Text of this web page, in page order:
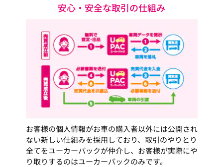
安心・安全な取引の仕組み
お客様の個人情報がお車の購入者以外には公開され
ない新しい仕組みを採用しており、取引のやりとり
全てをユーカーパックが仲介し、お客様が実際にや
り取りするのはユーカーパックのみです。